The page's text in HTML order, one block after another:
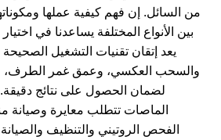
من السائل. إن فهم كيفية عملها
بين الأنواع المختلفة يساعدنا في اختيار
يعد إتقان تقنيات التشغيل
والسحب العكسي، وعمق غمر الطرف،
لضمان الحصول على نتائج
الماصات تتطلب معايرة وصيانة
الفحص الروتيني والتنظيف